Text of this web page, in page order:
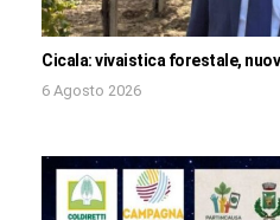
Cicala: vivaistica forestale,
6 Agosto 2026